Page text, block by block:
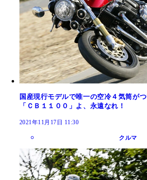
国産現行モデルで唯一の空冷４気筒が
「ＣＢ１１００」よ、永遠なれ！
2021年11月17日 11:30
クルマ